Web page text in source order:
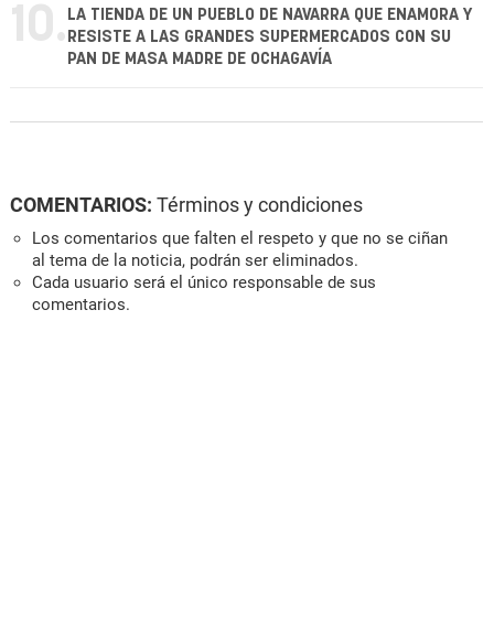
10. LA TIENDA DE UN PUEBLO DE NAVARRA QUE ENAMORA Y
RESISTE A LAS GRANDES SUPERMERCADOS CON SU
PAN DE MASA MADRE DE OCHAGAVÍA
COMENTARIOS: Términos y condiciones
Los comentarios que falten el respeto y que no se ciñan
al tema de la noticia, podrán ser eliminados.
Cada usuario será el único responsable de sus
comentarios.